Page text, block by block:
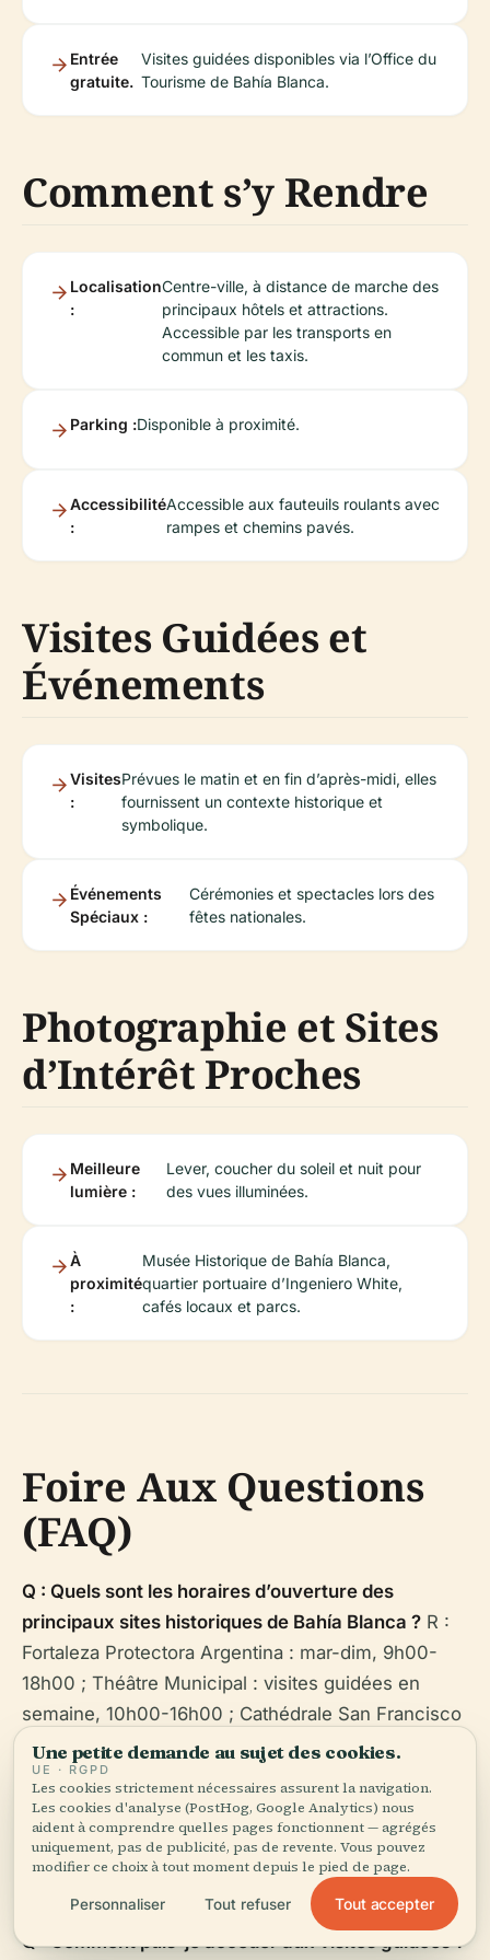
Entrée
gratuite.
Visites guidées disponibles via l’Office du
Tourisme de Bahía Blanca.
Comment s’y Rendre
Localisation
:
Centre-ville, à distance de marche des
principaux hôtels et attractions.
Accessible par les transports en
commun et les taxis.
Parking :Disponible à proximité.
Accessibilité
:
Accessible aux fauteuils roulants avec
rampes et chemins pavés.
Visites Guidées et
Événements
Visites
:
Prévues le matin et en fin d’après-midi, elles
fournissent un contexte historique et
symbolique.
Événements
Spéciaux :
Cérémonies et spectacles lors des
fêtes nationales.
Photographie et Sites
d’Intérêt Proches
Meilleure
lumière :
Lever, coucher du soleil et nuit pour
des vues illuminées.
À
proximité
:
Musée Historique de Bahía Blanca,
quartier portuaire d’Ingeniero White,
cafés locaux et parcs.
Foire Aux Questions
(FAQ)
Q : Quels sont les horaires d’ouverture des
principaux sites historiques de Bahía Blanca ? R :
Fortaleza Protectora Argentina : mar-dim, 9h00-
18h00 ; Théâtre Municipal : visites guidées en
semaine, 10h00-16h00 ; Cathédrale San Francisco
: tous les jours, 8h00-19h00.
Q : Faut-il un billet pour les musées ?R : Beaucoup
de musées sont gratuits ; Ferrowhite demande une
contribution volontaire. Certains ateliers peuvent
Q : Comment puis-je accéder aux visites guidées ?
Une petite demande au sujet des cookies.
UE · RGPD
Les cookies strictement nécessaires assurent la navigation.
Les cookies d'analyse (PostHog, Google Analytics) nous
aident à comprendre quelles pages fonctionnent — agrégés
uniquement, pas de publicité, pas de revente. Vous pouvez
modifier ce choix à tout moment depuis le pied de page.
Personnaliser Tout refuser Tout accepter